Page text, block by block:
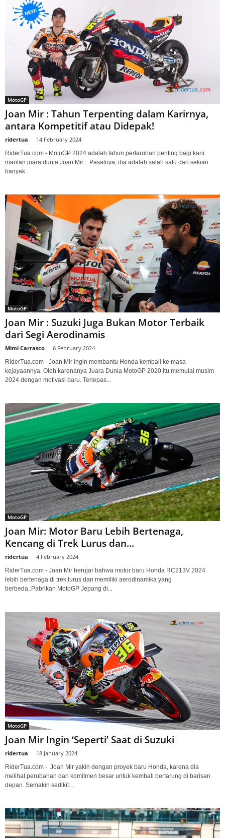
MotoGP
Joan Mir : Tahun Terpenting dalam Karirnya,
antara Kompetitif atau Didepak!
ridertua 14 February 2024
RiderTua.com - MotoGP 2024 adalah tahun pertaruhan penting bagi karir
mantan juara dunia Joan Mir .. Pasalnya, dia adalah salah satu dari sekian
banyak...
MotoGP
Joan Mir : Suzuki Juga Bukan Motor Terbaik
dari Segi Aerodinamis
Mimi Carrasco 6 February 2024
RiderTua.com - Joan Mir ingin membantu Honda kembali ke masa
kejayaannya. Oleh karenanya Juara Dunia MotoGP 2020 itu memulai musim
2024 dengan motivasi baru. Terlepas...
MotoGP
Joan Mir: Motor Baru Lebih Bertenaga,
Kencang di Trek Lurus dan...
ridertua 4 February 2024
RiderTua.com - Joan Mir berujar bahwa motor baru Honda RC213V 2024
lebih bertenaga di trek lurus dan memiliki aerodinamika yang
berbeda..Pabrikan MotoGP Jepang di...
MotoGP
Joan Mir Ingin ‘Seperti’ Saat di Suzuki
ridertua 18 January 2024
RiderTua.com - Joan Mir yakin dengan proyek baru Honda, karena dia
melihat perubahan dan komitmen besar untuk kembali bertarung di barisan
depan. Semakin sedikit...